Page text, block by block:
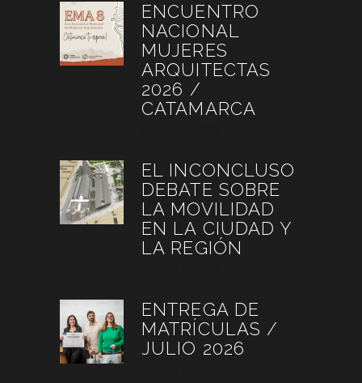
ENCUENTRO
NACIONAL
MUJERES
ARQUITECTAS
2026 /
CATAMARCA
EL INCONCLUSO
DEBATE SOBRE
LA MOVILIDAD
EN LA CIUDAD Y
LA REGIÓN
ENTREGA DE
MATRÍCULAS /
JULIO 2026